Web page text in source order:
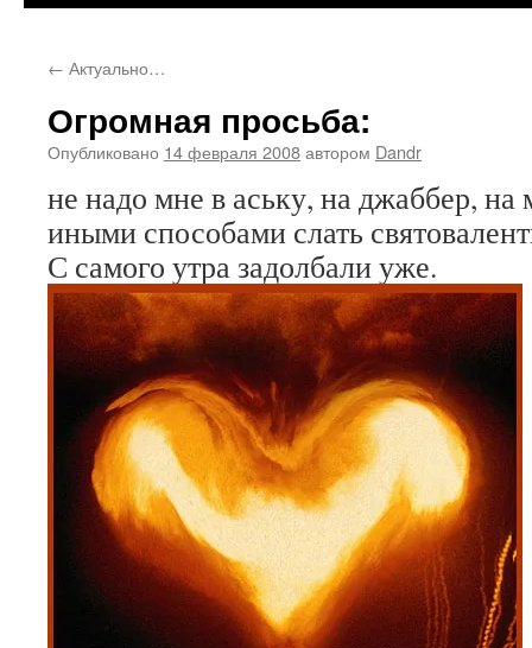
содержимому
← Актуально…
Огромная просьба:
Опубликовано 14 февраля 2008автором Dandr
не надо мне в аську, на джаббер,
иными способами слать
С самого утра задолбали уже.